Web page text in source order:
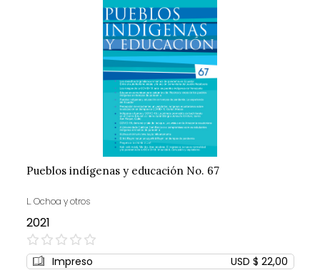
Pueblos indígenas y educación No. 67
L. Ochoa y otros
2021
0%
Impreso USD $ 22,00